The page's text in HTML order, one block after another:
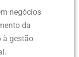
negócios
da
à gestão